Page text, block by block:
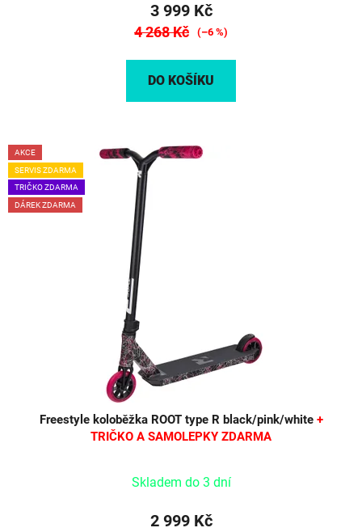
3 999 Kč
4 268 Kč (–6 %)
DO KOŠÍKU
AKCE
SERVIS ZDARMA
TRIČKO ZDARMA
DÁREK ZDARMA
Freestyle koloběžka ROOT type R black/pink/white +
TRIČKO A SAMOLEPKY ZDARMA
Skladem do 3 dní
2 999 Kč